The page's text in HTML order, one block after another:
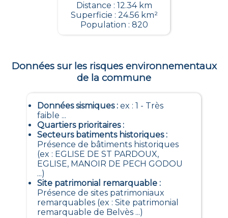
Distance : 12.34 km
Superficie : 24.56 km²
Population : 820
Données sur les risques environnementaux
de la commune
Données sismiques: ex : 1 - Très
faible ...
Quartiers prioritaires:
Secteurs batiments historiques:
Présence de bâtiments historiques
(ex : EGLISE DE ST PARDOUX,
EGLISE, MANOIR DE PECH GODOU
...)
Site patrimonial remarquable:
Présence de sites patrimoniaux
remarquables (ex : Site patrimonial
remarquable de Belvès ...)